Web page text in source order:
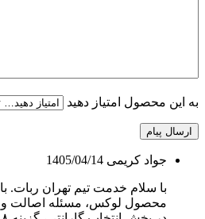
به این محصول امتیاز دهید
ارسال پیام
جواد کریمی 1405/04/14
با سلام خدمت تیم تهران ربات.
محصول لوکس، مسئله اصالت و